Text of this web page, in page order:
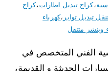
،كراج تبديل اطارات،كراج
تبديل تواير ،كهرباء
وبنشر متنقل
الفني المتخصص في
الحديثة و القديمة،